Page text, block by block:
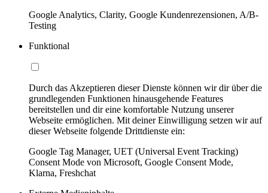
Google Analytics, Clarity, Google Kundenrezensionen, A/B-
Testing
Funktional
Durch das Akzeptieren dieser Dienste können wir dir über die
grundlegenden Funktionen hinausgehende Features
bereitstellen und dir eine komfortable Nutzung unserer
Webseite ermöglichen. Mit deiner Einwilligung setzen wir auf
dieser Webseite folgende Drittdienste ein:
Google Tag Manager, UET (Universal Event Tracking)
Consent Mode von Microsoft, Google Consent Mode,
Klarna, Freshchat